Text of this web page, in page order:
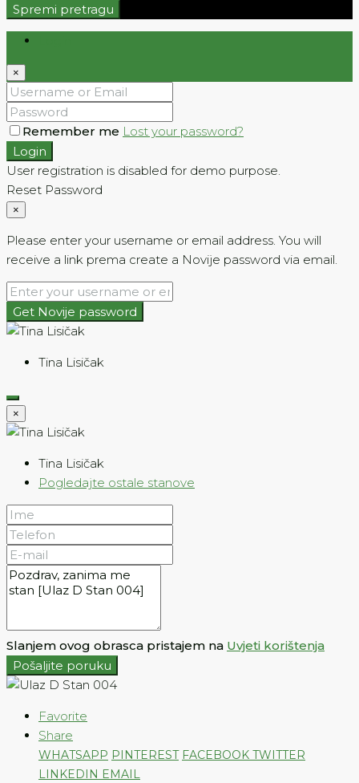
Spremi pretragu
×
Remember me Lost your password?
Login
User registration is disabled for demo purpose.
Reset Password
×
Please enter your username or email address. You will
receive a link prema create a Novije password via email.
Get Novije password
Tina Lisičak
×
Tina Lisičak
Pogledajte ostale stanove
Slanjem ovog obrasca pristajem na Uvjeti korištenja
Pošaljite poruku
Favorite
Share
WHATSAPP PINTEREST FACEBOOK TWITTER
LINKEDIN EMAIL